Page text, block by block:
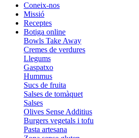
Coneix-nos
Missió
Receptes
Botiga online
Bowls Take Away
Cremes de verdures
Llegums
Gaspatxo
Hummus
Sucs de fruita
Salses de tomàquet
Salses
Olives Sense Additius
Burgers vegetals i tofu
Pasta artesana